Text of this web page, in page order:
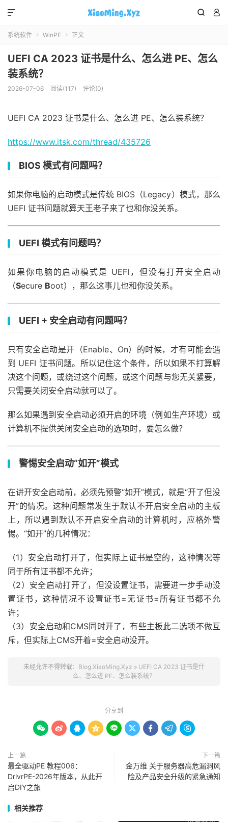
 

系统软件  WinPE  正文
UEFI CA 2023 证书是什么、怎么进 PE、怎么
装系统？
2026-07-06 阅读(117) 评论(0)
UEFI CA 2023 证书是什么、怎么进 PE、怎么装系统？
https://www.itsk.com/thread/435726
BIOS 模式有问题吗？
如果你电脑的启动模式是传统 BIOS（Legacy）模式，那么
UEFI 证书问题就算天王老子来了也和你没关系。
UEFI 模式有问题吗？
如果你电脑的启动模式是 UEFI，但没有打开安全启动
（Secure Boot），那么这事儿也和你没关系。
UEFI + 安全启动有问题吗？
只有安全启动是开（Enable、On）的时候，才有可能会遇
到 UEFI 证书问题。所以记住这个条件，所以如果不打算解
决这个问题，或绕过这个问题，或这个问题与您无关紧要，
只需要关闭安全启动就可以了。
那么如果遇到安全启动必须开启的环境（例如生产环境）或
计算机不提供关闭安全启动的选项时，要怎么做？
警惕安全启动“如开”模式
在讲开安全启动前，必须先预警“如开”模式，就是“开了但没
开”的情况。这种问题常发生于默认不开启安全启动的主板
上，所以遇到默认不开启安全启动的计算机时，应格外警
惕。“如开”的几种情况：
（1）安全启动打开了，但实际上证书是空的，这种情况等
同于所有证书都不允许；
（2）安全启动打开了，但没设置证书，需要进一步手动设
置证书，这种情况不设置证书=无证书=所有证书都不允
许；
（3）安全启动和CMS同时开了，有些主板此二选项不做互
斥，但实际上CMS开着=安全启动没开。
未经允许不得转载： Blog.XiaoMing.Xyz » UEFI CA 2023 证书是什
么、怎么进 PE、怎么装系统？
分享到
        
上一篇
最全驱动PE 教程006：
DrivrPE-2026年版本，从此开
启DIY之旅
下一篇
金万维 关于服务器高危漏洞风
险及产品安全升级的紧急通知
相关推荐